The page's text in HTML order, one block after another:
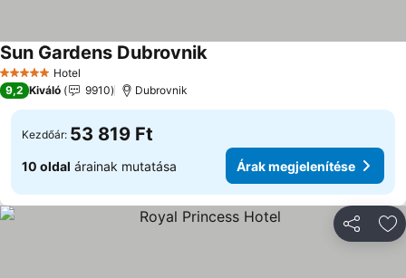
5 KategóriaHotel
Sun Gardens DubrovnikÁrak megjelenítése
9,2 Kiváló 9910 Dubrovnik
Kezdőár: 53 819 Ft
10 oldal árainak mutatása Árak megjelenítése